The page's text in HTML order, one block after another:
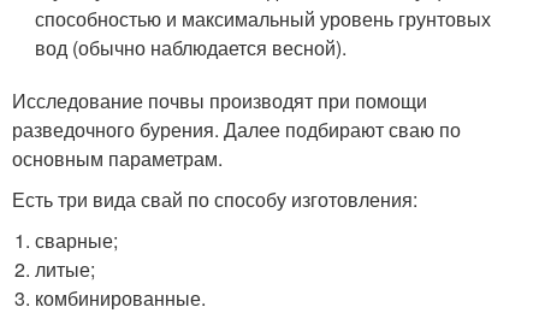
способностью и максимальный уровень грунтовых
вод (обычно наблюдается весной).
Исследование почвы производят при помощи
разведочного бурения. Далее подбирают сваю по
основным параметрам.
Есть три вида свай по способу изготовления:
сварные;
литые;
комбинированные.